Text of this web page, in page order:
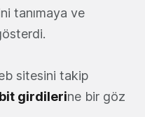
tanımaya ve
sitesini takip
girdilerine bir göz